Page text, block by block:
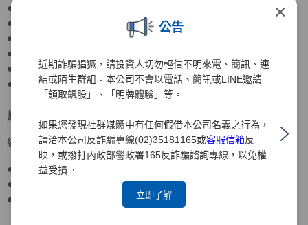
×
公告
近期詐騙猖獗，請投資人切勿輕信不明來電、簡訊、連
結或陌生群組。本公司不會以電話、簡訊或LINE邀請
「領取飆股」、「明牌體驗」等。
如果您發現社群媒體中有任何假借本公司名義之行為，
請洽本公司反詐騙專線(02)35181165或客服信箱反
映，或撥打內政部警政署165反詐騙諮詢專線，以免權
益受損。
立即了解
● 元大銀行董事
● 元大期貨董事長
● 期貨交易所董事、監察人
● 寶來證券董事
● 國際票券金融董事
● 國票金控董事
馬瑞辰
經歷
● 達盛資產管理董事
● 台灣農林董事
● 元大京華證券董事、監察人